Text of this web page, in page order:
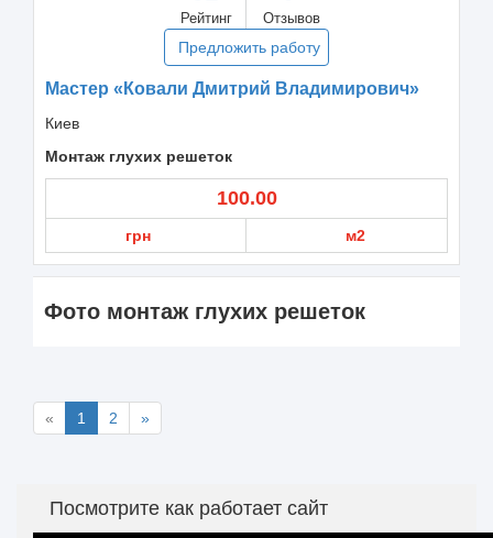
Рейтинг Отзывов
Предложить работу
Мастер «Ковали Дмитрий Владимирович»
Киев
Монтаж глухих решеток
100.00
грн м2
Фото монтаж глухих решеток
« 1 2 »
Посмотрите как работает сайт